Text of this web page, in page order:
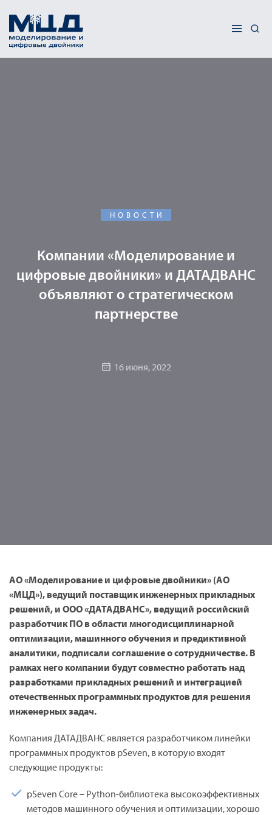
НОВОСТИ
Компании «Моделирование и
цифровые двойники» и ДАТАДВАНС
объявляют о стратегическом
партнерстве
16 июня, 2022
АО «Моделирование и цифровые двойники» (АО
«МЦД»), ведущий поставщик инженерных прикладных
решений, и ООО «ДАТАДВАНС», ведущий российский
разработчик ПО в области многодисциплинарной
оптимизации, машинного обучения и предиктивной
аналитики, подписали соглашение о сотрудничестве. В
рамках него компании будут совместно работать над
разработками прикладных решений и интеграцией
отечественных программных продуктов для решения
инженерных задач.
Компания ДАТАДВАНС является разработчиком линейки
программных продуктов pSeven, в которую входят
следующие продукты:
pSeven Core – Python-библиотека высокоэффективных
методов машинного обучения и оптимизации, хорошо